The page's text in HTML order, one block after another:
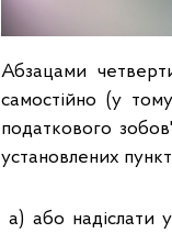
Абзацами
самостійно (у
податкового
установлених
а) або надіслати